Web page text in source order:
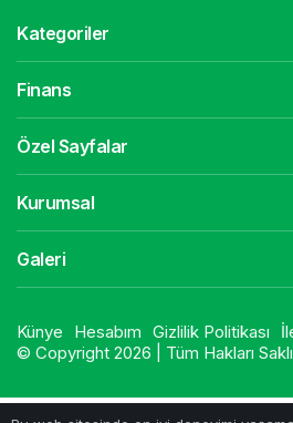
Kategoriler
Finans
Özel Sayfalar
Kurumsal
Galeri
Künye Hesabım Gizlilik Politikası
© Copyright 2026 | Tüm Hakları